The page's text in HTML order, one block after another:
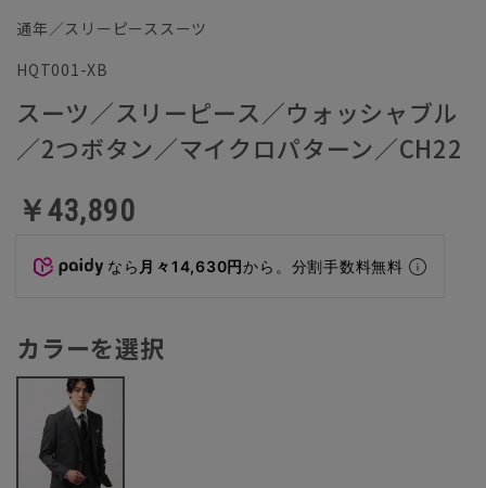
通年／スリーピーススーツ
HQT001-XB
スーツ／スリーピース／ウォッシャブル
／2つボタン／マイクロパターン／CH22
￥43,890
なら 月々14,630円から。分割手数料無料
カラーを選択